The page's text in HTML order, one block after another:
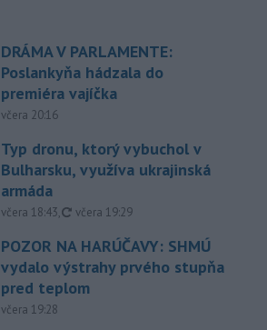
DRÁMA V PARLAMENTE:
Poslankyňa hádzala do
premiéra vajíčka
včera 20:16
Typ dronu, ktorý vybuchol v
Bulharsku, využíva ukrajinská
armáda
včera 18:43, aktualizované
včera 19:29
POZOR NA HARÚČAVY: SHMÚ
vydalo výstrahy prvého stupňa
pred teplom
včera 19:28